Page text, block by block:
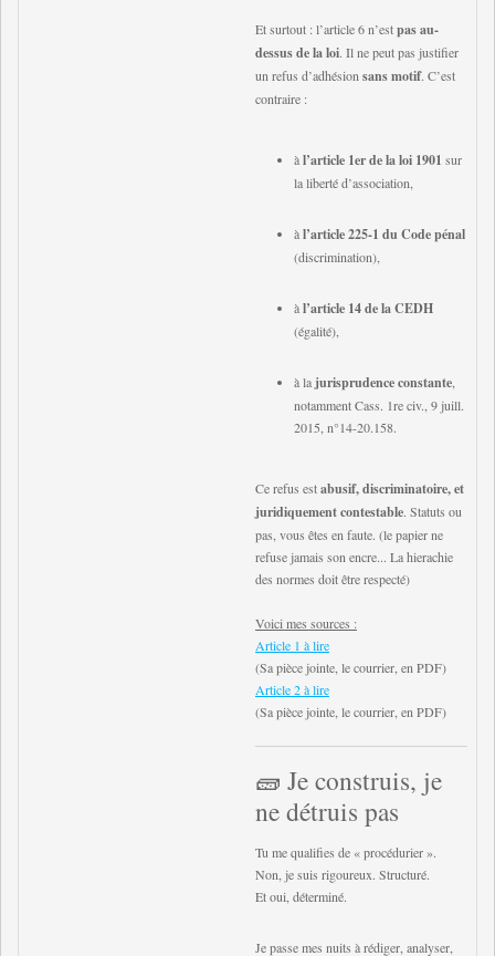
Et surtout : l’article 6 n’estpas au-
dessus de la loi. Il ne peut pas justifier
un refus d’adhésion sans motif. C’est
contraire :
àl’article 1er de la loi 1901 sur
la liberté d’association,
àl’article 225-1 du Code pénal
(discrimination),
àl’article 14 de la CEDH
(égalité),
à la jurisprudence constante
notamment Cass. 1re civ., 9 juill.
2015, n°14-20.158.
Ce refus estabusif, discriminatoire, et
juridiquement contestable. Statuts ou
pas, vous êtes en faute. (le papier ne
refuse jamais son encre... La hierachie
des normes doit être respecté)
Voici mes sources :
Article 1 à lire
(Sa pièce jointe, le courrier, en PDF)
Article 2 à lire
(Sa pièce jointe, le courrier, en PDF)
🧱 Je construis, je
ne détruis pas
Tu me qualifies de « procédurier ».
Non, je suis rigoureux. Structuré.
Et oui, déterminé.
Je passe mes nuits à rédiger, analyser,